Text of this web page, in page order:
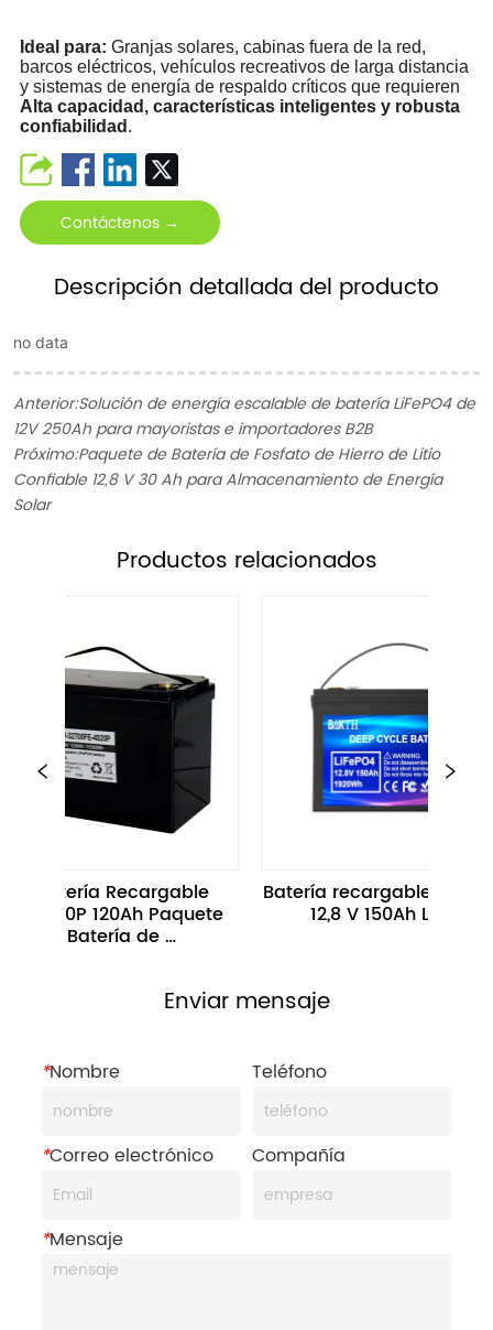
Ideal para: Granjas solares, cabinas fuera de la red,
barcos eléctricos, vehículos recreativos de larga distancia
y sistemas de energía de respaldo críticos que requieren
Alta capacidad, características inteligentes y robusta
confiabilidad .
Contáctenos →
Descripción detallada del producto
no data
Anterior:Solución de energía escalable de batería LiFePO4 de
12V 250Ah para mayoristas e importadores B2B
Próximo:Paquete de Batería de Fosfato de Hierro de Litio
Confiable 12,8 V 30 Ah para Almacenamiento de Energía
Solar
ㅤProductos relacionados
Recargable
120Ah Paquete
Batería de
Batería recargable portátil de
12,8 V 150Ah LiFePo4
Enviar mensaje
*Nombre Teléfono
*Correo electrónico Compañía
*Mensaje